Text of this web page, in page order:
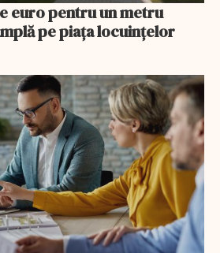
euro pentru un metru
pe piața locuințelor